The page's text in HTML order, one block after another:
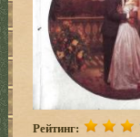
Рейтинг: